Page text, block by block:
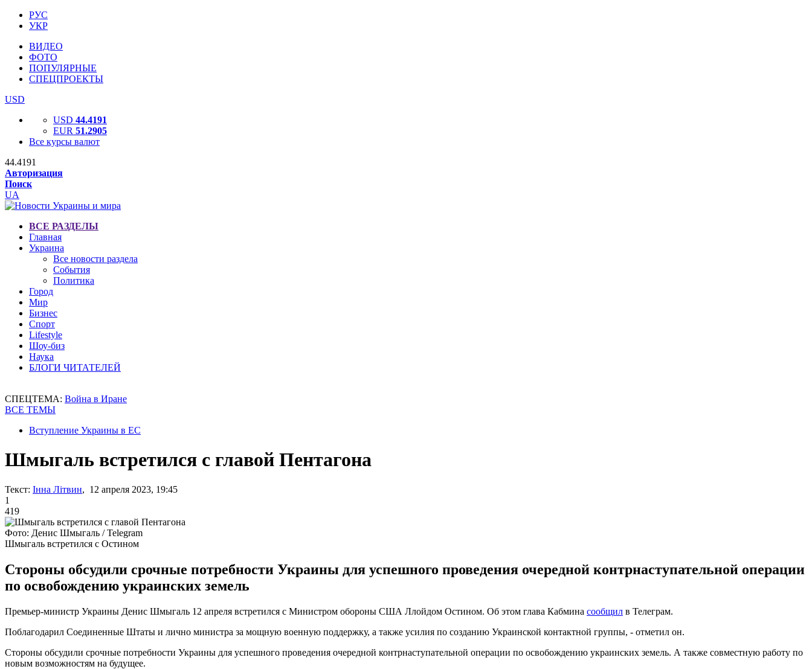
РУС
УКР
ВИДЕО
ФОТО
ПОПУЛЯРНЫЕ
СПЕЦПРОЕКТЫ
USD
USD 44.4191
EUR 51.2905
Все курсы валют
44.4191
Авторизация
Поиск
UA
ВСЕ РАЗДЕЛЫ
Главная
Украина
Все новости раздела
События
Политика
Город
Мир
Бизнес
Спорт
Lifestyle
Шоу-биз
Наука
БЛОГИ ЧИТАТЕЛЕЙ
СПЕЦТЕМА: Война в Иране
ВСЕ ТЕМЫ
Вступление Украины в ЕС
Шмыгаль встретился с главой Пентагона
Текст: Інна Літвин, 12 апреля 2023, 19:45
1
419
Фото: Денис Шмыгаль / Telegram
Шмыгаль встретился с Остином
Стороны обсудили срочные потребности Украины для успешного проведения очередной контрнаступательной операции
по освобождению украинских земель
Премьер-министр Украины Денис Шмыгаль 12 апреля встретился с Министром обороны США Ллойдом Остином. Об этом глава Кабмина сообщил в Телеграм.
Поблагодарил Соединенные Штаты и лично министра за мощную военную поддержку, а также усилия по созданию Украинской контактной группы, - отметил он.
Стороны обсудили срочные потребности Украины для успешного проведения очередной контрнаступательной операции по освобождению украинских земель. А также совместную работу по
новым возможностям на будущее.